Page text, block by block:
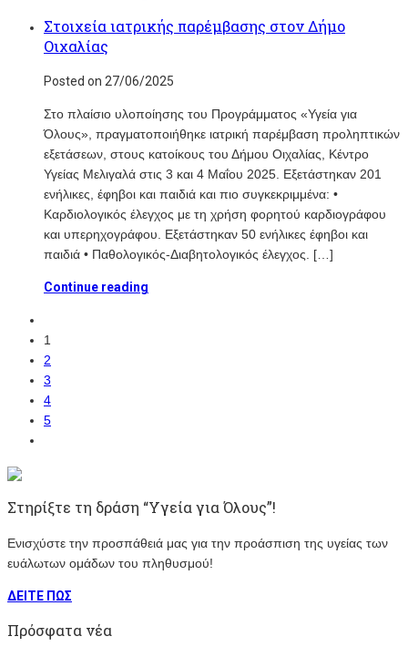
Στοιχεία ιατρικής παρέμβασης στον Δήμο
Οιχαλίας
Posted on 27/06/2025
Στο πλαίσιο υλοποίησης του Προγράμματος «Υγεία για
Όλους», πραγματοποιήθηκε ιατρική παρέμβαση προληπτικών
εξετάσεων, στους κατοίκους του Δήμου Οιχαλίας, Κέντρο
Υγείας Μελιγαλά στις 3 και 4 Μαΐου 2025. Εξετάστηκαν 201
ενήλικες, έφηβοι και παιδιά και πιο συγκεκριμμένα: •
Καρδιολογικός έλεγχος με τη χρήση φορητού καρδιογράφου
και υπερηχογράφου. Eξετάστηκαν 50 ενήλικες έφηβοι και
παιδιά • Παθολογικός-Διαβητολογικός έλεγχος. […]
Continue reading
1
2
3
4
5
Στηρίξτε τη δράση “Υγεία για Όλους”!
Ενισχύστε την προσπάθειά μας για την προάσπιση της υγείας των
ευάλωτων ομάδων του πληθυσμού!
ΔΕΙΤΕ ΠΩΣ
Πρόσφατα νέα